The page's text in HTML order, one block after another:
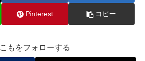
Pinterest コピー
こもをフォローする